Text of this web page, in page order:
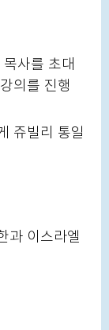
사를 초대
의를 진행
쥬빌리 통일
과 이스라엘